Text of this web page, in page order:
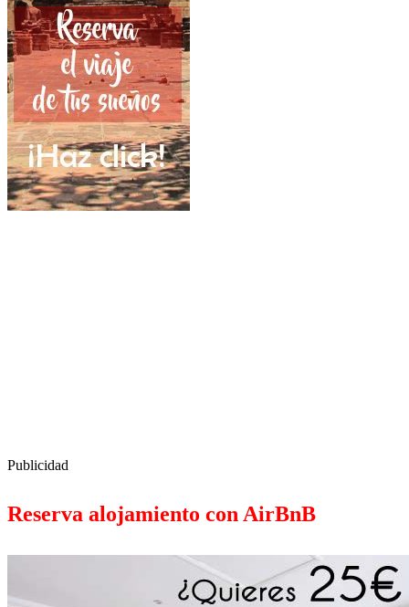
Publicidad
Reserva alojamiento con AirBnB